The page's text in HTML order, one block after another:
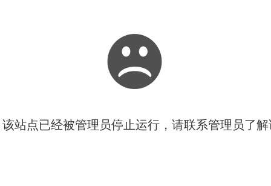
站点已经被管理员停止运行，请联系管理员了